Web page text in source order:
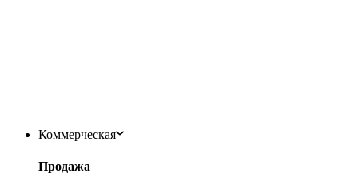
Коммерческая
Продажа